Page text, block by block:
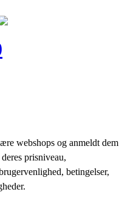
webshops og anmeldt dem
prisniveau,
betingelser,